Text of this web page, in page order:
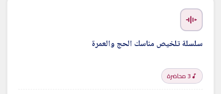
سلسلة تلخيص مناسك الحج والعمرة
3 محاضرة